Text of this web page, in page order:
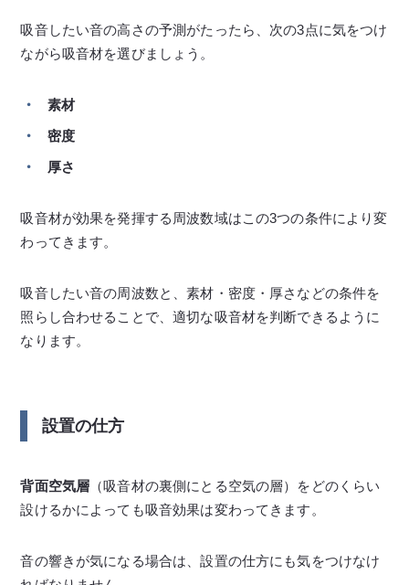
吸音したい音の高さの予測がたったら、次の3点に気をつけ
ながら吸音材を選びましょう。
素材
密度
厚さ
吸音材が効果を発揮する周波数域はこの3つの条件により変
わってきます。
吸音したい音の周波数と、素材・密度・厚さなどの条件を
照らし合わせることで、適切な吸音材を判断できるように
なります。
設置の仕方
背面空気層 （吸音材の裏側にとる空気の層）をどのくらい
設けるかによっても吸音効果は変わってきます。
音の響きが気になる場合は、設置の仕方にも気をつけなけ